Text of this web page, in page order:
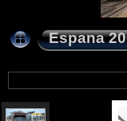
Espana